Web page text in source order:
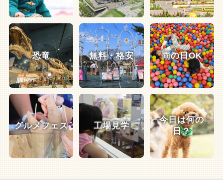
恐竜 無料・格安 雨の日OK
グルメフェス 工場見学
今日は何の
日？